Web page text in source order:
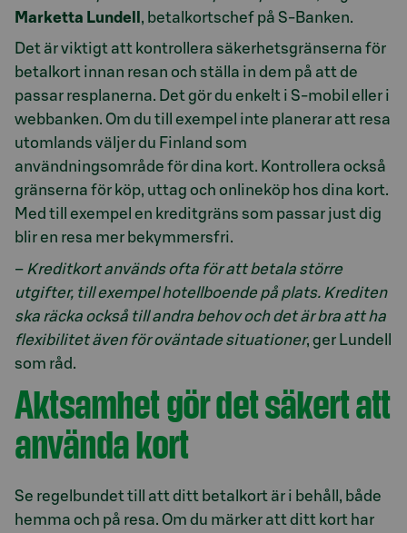
Marketta Lundell , betalkortschef på S-Banken.
Det är viktigt att kontrollera säkerhetsgränserna för
betalkort innan resan och ställa in dem på att de
passar resplanerna. Det gör du enkelt i S-mobil eller i
webbanken. Om du till exempel inte planerar att resa
utomlands väljer du Finland som
användningsområde för dina kort. Kontrollera också
gränserna för köp, uttag och onlineköp hos dina kort.
Med till exempel en kreditgräns som passar just dig
blir en resa mer bekymmersfri.
– Kreditkort används ofta för att betala större
utgifter, till exempel hotellboende på plats. Krediten
ska räcka också till andra behov och det är bra att ha
flexibilitet även för oväntade situationer, ger Lundell
som råd.
Aktsamhet gör det säkert att
använda kort
Se regelbundet till att ditt betalkort är i behåll, både
hemma och på resa. Om du märker att ditt kort har